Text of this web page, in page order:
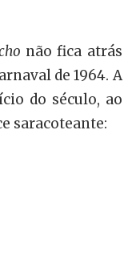
não fica atrás
de 1964. A
do século, ao
saracoteante: